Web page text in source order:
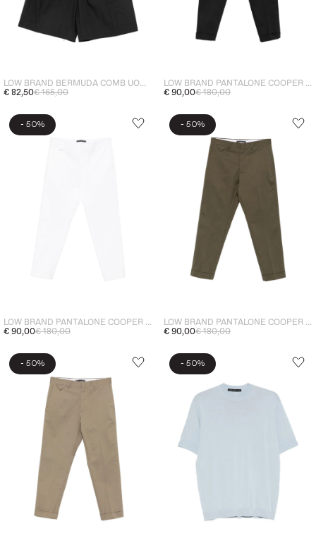
LOW BRAND BERMUDA COMB UOMO NERO
€ 82,50€ 165,00
LOW BRAND PANTALONE COOPER UOMO NERO
€ 90,00€ 180,00
- 50%
LOW BRAND PANTALONE COOPER UOMO BIANCO
€ 90,00€ 180,00
- 50%
LOW BRAND PANTALONE COOPER UOMO VERDE
€ 90,00€ 180,00
- 50% - 50%